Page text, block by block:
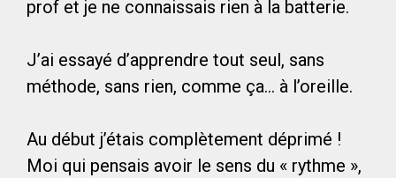
prof et je ne connaissais rien à la batterie.
J’ai essayé d’apprendre tout seul, sans
méthode, sans rien, comme ça… à l’oreille.
Au début j’étais complètement déprimé !
Moi qui pensais avoir le sens du « rythme »,